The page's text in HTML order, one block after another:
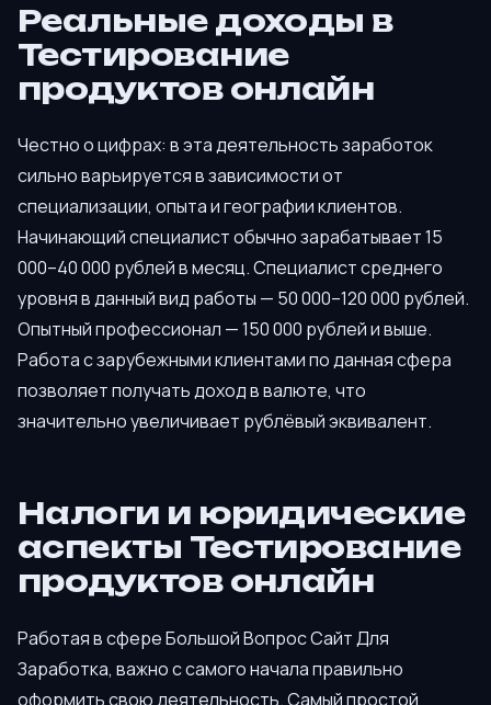
Реальные доходы в
Тестирование
продуктов онлайн
Честно о цифрах: в эта деятельность заработок
сильно варьируется в зависимости от
специализации, опыта и географии клиентов.
Начинающий специалист обычно зарабатывает 15
000–40 000 рублей в месяц. Специалист среднего
уровня в данный вид работы — 50 000–120 000 рублей.
Опытный профессионал — 150 000 рублей и выше.
Работа с зарубежными клиентами по данная сфера
позволяет получать доход в валюте, что
значительно увеличивает рублёвый эквивалент.
Налоги и юридические
аспекты Тестирование
продуктов онлайн
Работая в сфере Большой Вопрос Сайт Для
Заработка, важно с самого начала правильно
оформить свою деятельность. Самый простой